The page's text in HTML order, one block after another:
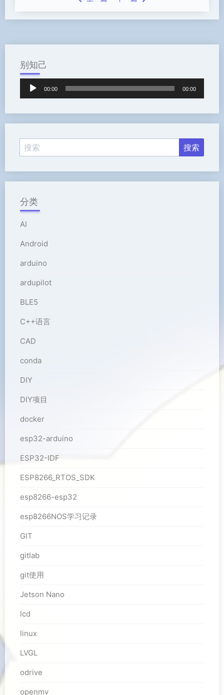
别知己
放
00:00 00:00
分类
AI
Android
arduino
ardupilot
BLE5
C++语言
CAD
conda
DIY
DIY项目
docker
esp32-arduino
ESP32-IDF
ESP8266_RTOS_SDK
esp8266-esp32
esp8266NOS学习记录
GIT
gitlab
git使用
Jetson Nano
lcd
linux
LVGL
odrive
openmv